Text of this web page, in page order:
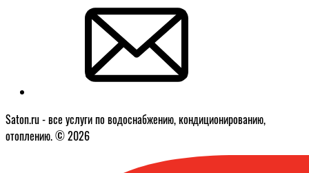
Saton.ru - все услуги по водоснабжению, кондиционированию,
отоплению. © 2026